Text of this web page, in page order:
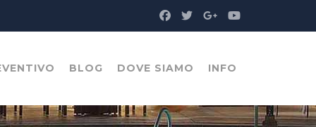
BLOG DOVE SIAMO INFO